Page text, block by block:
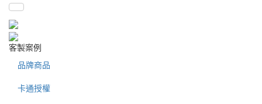
客製案例
品牌商品
卡通授權